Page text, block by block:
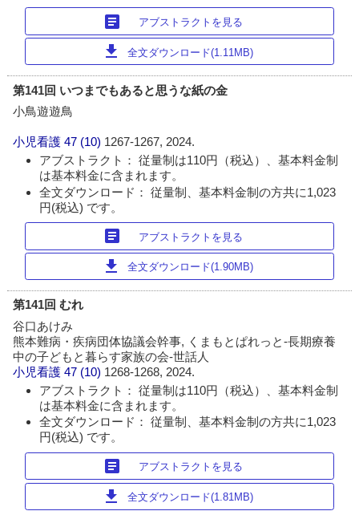
article アブストラクトを見る
download 全文ダウンロード(1.11MB)
第141回 いつまでもあると思うな紙の金
小鳥遊遊鳥
小児看護 47 (10) 1267-1267, 2024.
アブストラクト： 従量制は110円（税込）、基本料金制
は基本料金に含まれます。
全文ダウンロード： 従量制、基本料金制の方共に1,023
円(税込) です。
article アブストラクトを見る
download 全文ダウンロード(1.90MB)
第141回 むれ
谷口あけみ
熊本難病・疾病団体協議会幹事, くまもとぱれっと-長期療養
中の子どもと暮らす家族の会-世話人
小児看護 47 (10) 1268-1268, 2024.
アブストラクト： 従量制は110円（税込）、基本料金制
は基本料金に含まれます。
全文ダウンロード： 従量制、基本料金制の方共に1,023
円(税込) です。
article アブストラクトを見る
download 全文ダウンロード(1.81MB)